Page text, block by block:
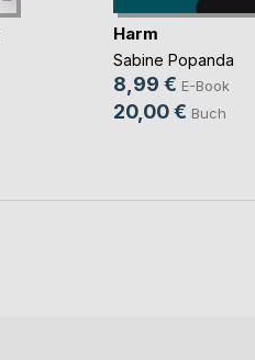
Harm
Sabine Popanda
8,99 € E-Book
20,00 € Buch